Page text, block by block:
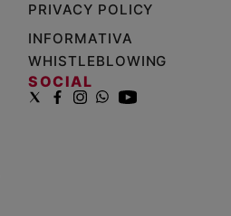
PRIVACY POLICY
INFORMATIVA
WHISTLEBLOWING
SOCIAL